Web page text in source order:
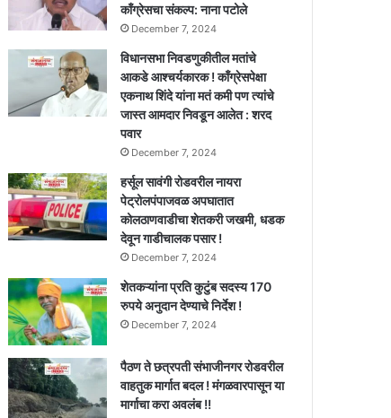
काँग्रेसचा संकल्प: नाना पटोले
December 7, 2024
विधानसभा निवडणुकीतील मतांचे
आकडे आश्चर्यकारक ! काँग्रेसपेक्षा
एकनाथ शिंदे यांना मतं कमी पण त्यांचे
जास्त आमदार निवडून आलेत : शरद
पवार
December 7, 2024
हर्सूल सावंगी रोडवरील नायरा
पेट्रोलपंपाजवळ अपघातात
कोलठाणवाडीचा शेतकरी जखमी, धडक
देवून गाडीचालक पसार !
December 7, 2024
शेतकऱ्यांना प्रति कुटुंब सदस्य 170
रुपये अनुदान देण्याचे निर्देश !
December 7, 2024
पैठण ते छत्रपती संभाजीनगर रोडवरील
वाहतुक मार्गात बदल ! मंगळवारपासून या
मार्गाचा करा अवलंब !!